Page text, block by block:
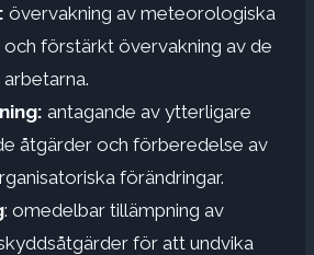
övervakning av meteorologiska
förstärkt övervakning av de
antagande av ytterligare
åtgärder och förberedelse av
förändringar.
: omedelbar tillämpning av
för att undvika